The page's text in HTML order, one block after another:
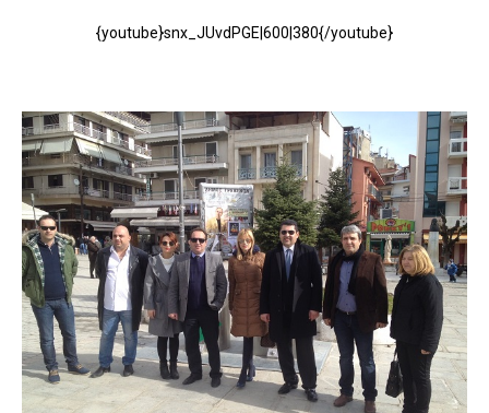
{youtube}snx_JUvdPGE|600|380{/youtube}